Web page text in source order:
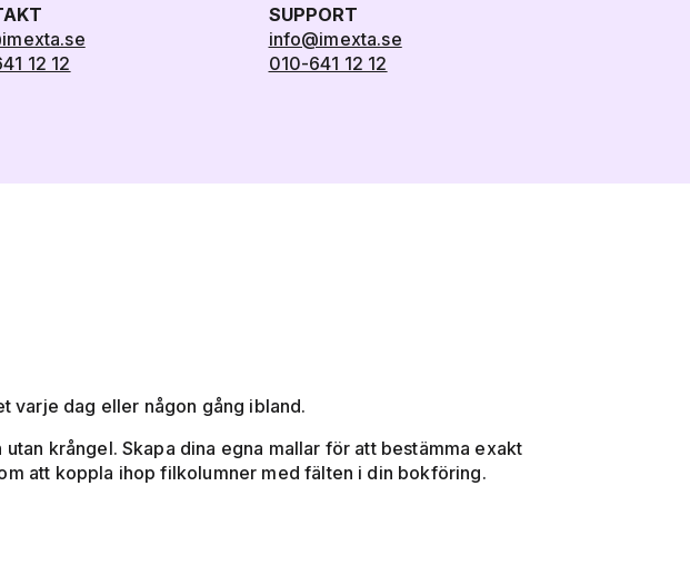
12 12
SUPPORT
info@imexta.se
010-641 12 12
varje dag eller någon gång ibland.
krångel. Skapa dina egna mallar för att bestämma exakt
att koppla ihop filkolumner med fälten i din bokföring.